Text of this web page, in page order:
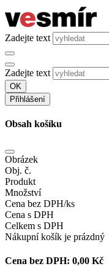
Zadejte text
Zadejte text
OK
Přihlášení
Obsah košíku
Obrázek
Obj. č.
Produkt
Množství
Cena bez DPH/ks
Cena s DPH
Celkem s DPH
Nákupní košík je prázdný
Cena bez DPH: 0,00 Kč